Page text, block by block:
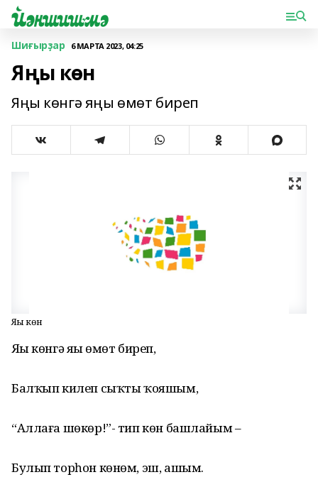
Шиғырҙар 6 МАРТА 2023, 04:25
Яңы көн
Яңы көнгә яңы өмөт биреп
Яңы көн
Яңы көнгә яңы өмөт биреп,
Балҡып килеп сыҡты ҡояшым,
“Аллаға шөкөр!”- тип көн башлайым –
Булып торһон көнөм, эш, ашым.